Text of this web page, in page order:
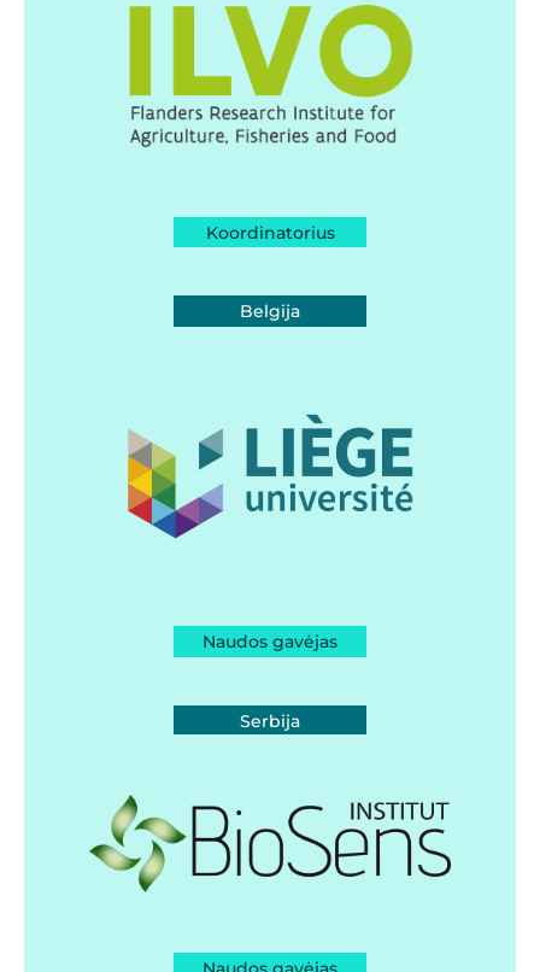
Koordinatorius
Belgija
Naudos gavėjas
Serbija